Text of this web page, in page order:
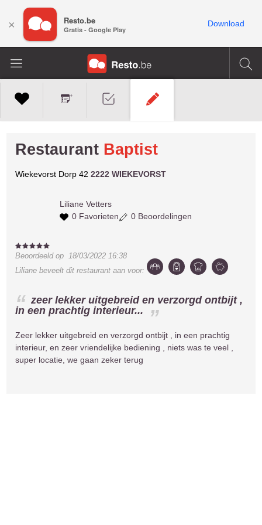
Restaurant Baptist
Wiekevorst Dorp 422222 WIEKEVORST
Liliane Vetters
0 Favorieten
0 Beoordelingen
Beoordeeld op18/03/2022 16:38
Liliane beveelt dit restaurant aan voor:
zeer lekker uitgebreid en verzorgd ontbijt ,
in een prachtig interieur...
Zeer lekker uitgebreid en verzorgd ontbijt , in een prachtig
interieur, en zeer vriendelijke bediening , niets was te veel ,
super locatie, we gaan zeker terug
× Resto.be
Gratis - Google Play
Download